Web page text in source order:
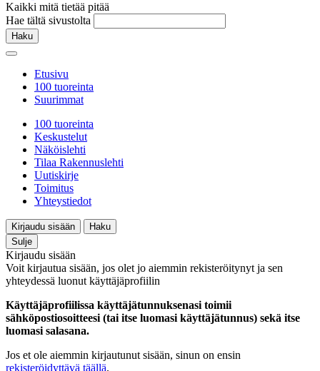
Kaikki mitä tietää pitää
Hae tältä sivustolta
Haku
Etusivu
100 tuoreinta
Suurimmat
100 tuoreinta
Keskustelut
Näköislehti
Tilaa Rakennuslehti
Uutiskirje
Toimitus
Yhteystiedot
Kirjaudu sisään
Haku
Sulje
Kirjaudu sisään
Voit kirjautua sisään, jos olet jo aiemmin rekisteröitynyt ja sen
yhteydessä luonut käyttäjäprofiilin
Käyttäjäprofiilissa käyttäjätunnuksenasi toimii
sähköpostiosoitteesi (tai itse luomasi käyttäjätunnus) sekä itse
luomasi salasana.
Jos et ole aiemmin kirjautunut sisään, sinun on ensin
rekisteröidyttävä täällä.